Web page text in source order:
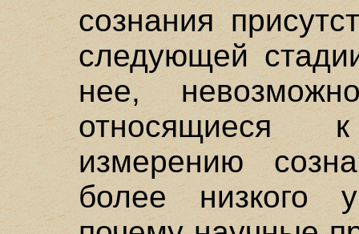
сознания
следующей
нее,
относящиеся
измерению
более низкого